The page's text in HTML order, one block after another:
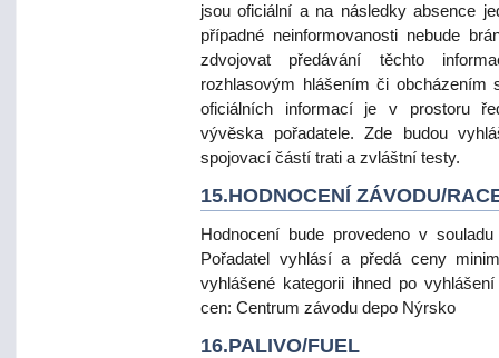
jsou oficiální a na následky absence
případné neinformovanosti nebude
zdvojovat předávání těchto
rozhlasovým hlášením či
oficiálních informací je v prostoru
vývěska pořadatele. Zde budou
spojovací částí trati a zvláštní testy.
15.HODNOCENÍ ZÁVODU/
Hodnocení bude provedeno v
Pořadatel vyhlásí a předá ceny
vyhlášené kategorii ihned po
cen: Centrum závodu depo Nýrsko
16.PALIVO/FUEL